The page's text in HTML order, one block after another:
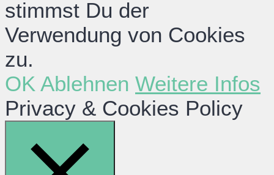
stimmst Du der
Verwendung von Cookies
zu.
OK Ablehnen Weitere Infos
Privacy & Cookies Policy